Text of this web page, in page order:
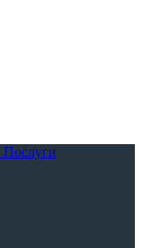
Послуги